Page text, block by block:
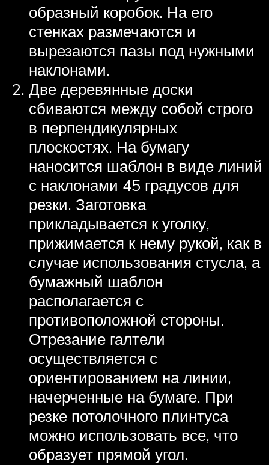
образный коробок. На его
стенках размечаются и
вырезаются пазы под нужными
наклонами.
Две деревянные доски
сбиваются между собой строго
в перпендикулярных
плоскостях. На бумагу
наносится шаблон в виде линий
с наклонами 45 градусов для
резки. Заготовка
прикладывается к уголку,
прижимается к нему рукой, как в
случае использования стусла, а
бумажный шаблон
располагается с
противоположной стороны.
Отрезание галтели
осуществляется с
ориентированием на линии,
начерченные на бумаге. При
резке потолочного плинтуса
можно использовать все, что
образует прямой угол.